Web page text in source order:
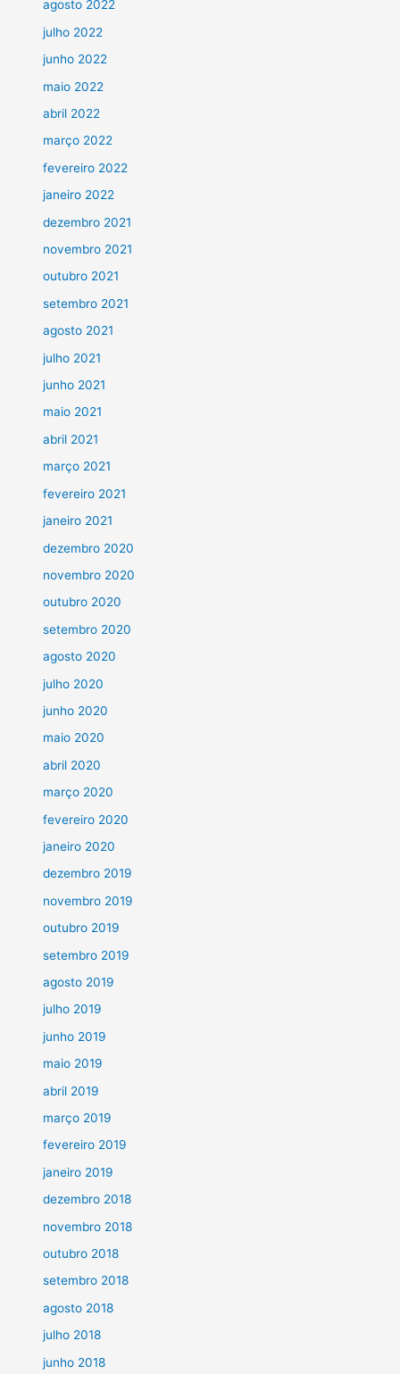
agosto 2022
julho 2022
junho 2022
maio 2022
abril 2022
março 2022
fevereiro 2022
janeiro 2022
dezembro 2021
novembro 2021
outubro 2021
setembro 2021
agosto 2021
julho 2021
junho 2021
maio 2021
abril 2021
março 2021
fevereiro 2021
janeiro 2021
dezembro 2020
novembro 2020
outubro 2020
setembro 2020
agosto 2020
julho 2020
junho 2020
maio 2020
abril 2020
março 2020
fevereiro 2020
janeiro 2020
dezembro 2019
novembro 2019
outubro 2019
setembro 2019
agosto 2019
julho 2019
junho 2019
maio 2019
abril 2019
março 2019
fevereiro 2019
janeiro 2019
dezembro 2018
novembro 2018
outubro 2018
setembro 2018
agosto 2018
julho 2018
junho 2018